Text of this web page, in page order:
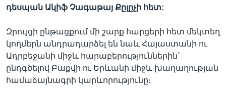
դեսպան Ակիֆ Չագաթայ Քըլըչի հետ:
Զրույցի ընթացքում մի շարք հարցերի հետ մեկտեղ
կողմերն անդրադարձել են նաև Հայաստանի ու
Ադրբեջանի միջև հարաբերություններին՝
ընդգծելով Բաքվի ու Երևանի միջև խաղաղության
համաձայնագրի կարևորությունը։